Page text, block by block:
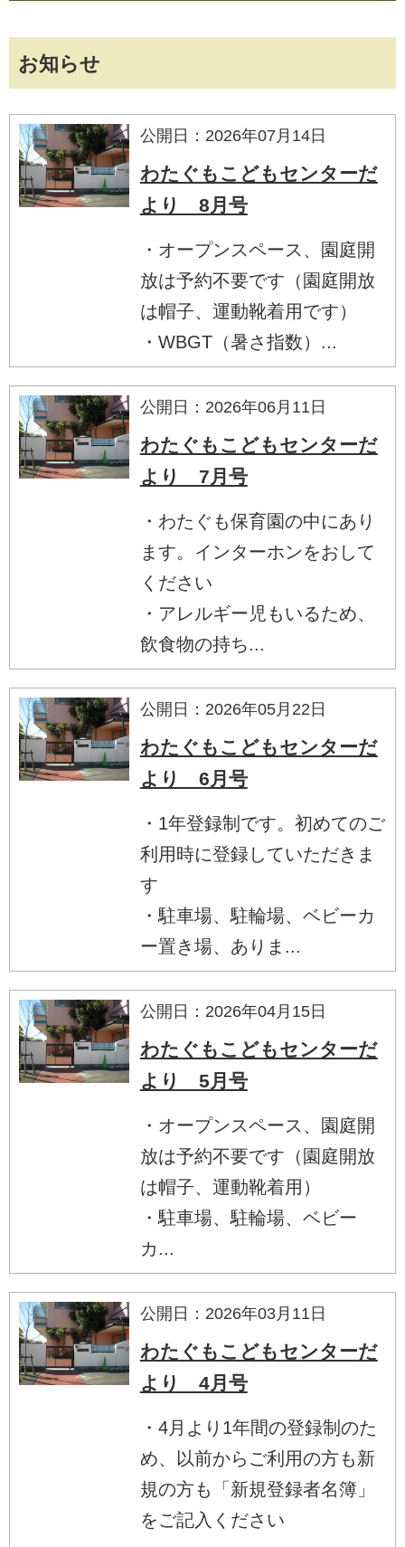
お知らせ
公開日：2026年07月14日
わたぐもこどもセンターだ
より 8月号
・オープンスペース、園庭開
放は予約不要です（園庭開放
は帽子、運動靴着用です）
・WBGT（暑さ指数）...
公開日：2026年06月11日
わたぐもこどもセンターだ
より 7月号
・わたぐも保育園の中にあり
ます。インターホンをおして
ください
・アレルギー児もいるため、
飲食物の持ち...
公開日：2026年05月22日
わたぐもこどもセンターだ
より 6月号
・1年登録制です。初めてのご
利用時に登録していただきま
す
・駐車場、駐輪場、ベビーカ
ー置き場、ありま...
公開日：2026年04月15日
わたぐもこどもセンターだ
より 5月号
・オープンスペース、園庭開
放は予約不要です（園庭開放
は帽子、運動靴着用）
・駐車場、駐輪場、ベビー
カ...
公開日：2026年03月11日
わたぐもこどもセンターだ
より 4月号
・4月より1年間の登録制のた
め、以前からご利用の方も新
規の方も「新規登録者名簿」
をご記入ください